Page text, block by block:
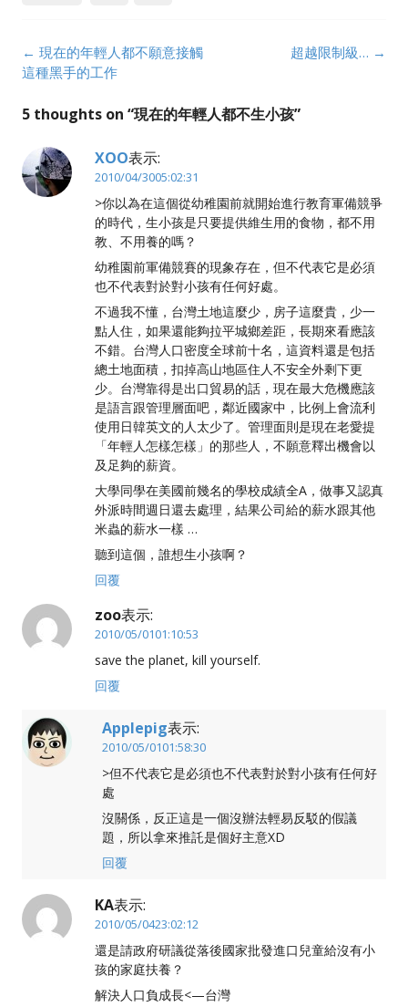
Post
navigation
← 現在的年輕人都不願意接觸
這種黑手的工作
超越限制級… →
5 thoughts on “現在的年輕人都不生小孩”
XOO表示:
2010/04/3005:02:31
>你以為在這個從幼稚園前就開始進行教育軍備競爭
的時代，生小孩是只要提供維生用的食物，都不用
教、不用養的嗎？
幼稚園前軍備競賽的現象存在，但不代表它是必須
也不代表對於對小孩有任何好處。
不過我不懂，台灣土地這麼少，房子這麼貴，少一
點人住，如果還能夠拉平城鄉差距，長期來看應該
不錯。台灣人口密度全球前十名，這資料還是包括
總土地面積，扣掉高山地區住人不安全外剩下更
少。台灣靠得是出口貿易的話，現在最大危機應該
是語言跟管理層面吧，鄰近國家中，比例上會流利
使用日韓英文的人太少了。管理面則是現在老愛提
「年輕人怎樣怎樣」的那些人，不願意釋出機會以
及足夠的薪資。
大學同學在美國前幾名的學校成績全A，做事又認真
外派時間週日還去處理，結果公司給的薪水跟其他
米蟲的薪水一樣 …
聽到這個，誰想生小孩啊？
回覆
zoo表示:
2010/05/0101:10:53
save the planet, kill yourself.
回覆
Applepig表示:
2010/05/0101:58:30
>但不代表它是必須也不代表對於對小孩有任何好
處
沒關係，反正這是一個沒辦法輕易反駁的假議
題，所以拿來推託是個好主意XD
回覆
KA表示:
2010/05/0423:02:12
還是請政府研議從落後國家批發進口兒童給沒有小
孩的家庭扶養？
解決人口負成長<—台灣